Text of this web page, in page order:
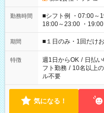
勤務時間
■シフト例 ・07:00～
18:00～23:00 ・
etc ★最短で3時間で5,120円のお仕事から 15時間で2万円近く稼
げるお仕事も！ ご希望のお時間に合わせてご紹介！ ※シフトは
ください！
期間 ■１日のみ・1回だけ
特徴 週1日からOK / 日払
フト勤務 / 10名以上
ル不要
気になる！